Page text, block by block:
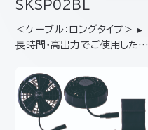
SKSP02BL
＜ケーブル：ロングタイプ＞ ▸
長時間･高出力でご使用したい
ている、スタンダードタイプの
ファンと、汎用性の高いバッテ
リーのセット 【キット内容】バッ
テリー（BTSP1） ファン2個（F